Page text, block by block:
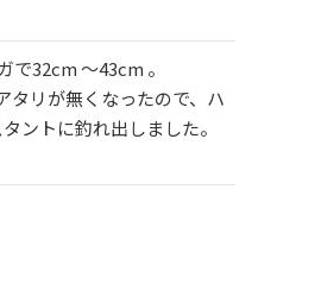
32cm ～43cm 。
タリが無くなったので、ハ
ントに釣れ出しました。